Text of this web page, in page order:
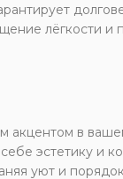
лёгкости и
акцентом в
эстетику и
уют и